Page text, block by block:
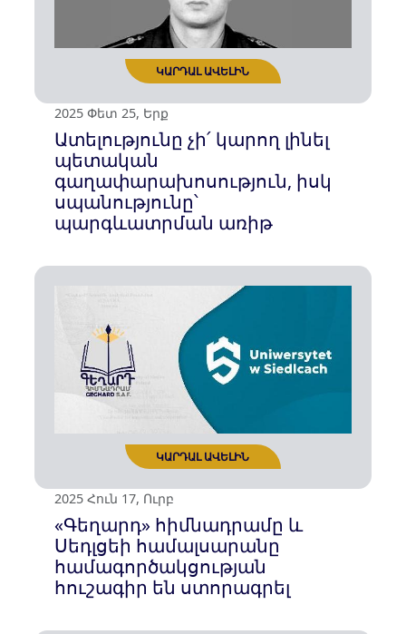
ԿԱՐԴԱԼ ԱՎԵԼԻՆ
«Գեղարդ» գիտավերլուծական
հիմնադրամի բողոք-նամակը